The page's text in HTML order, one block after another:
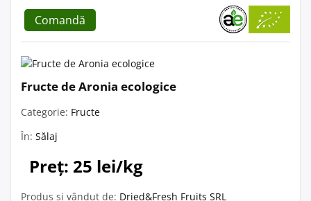
Comandă
Fructe de Aronia ecologice
Categorie: Fructe
În: Sălaj
Preț: 25 lei/kg
Produs și vândut de: Dried&Fresh Fruits SRL